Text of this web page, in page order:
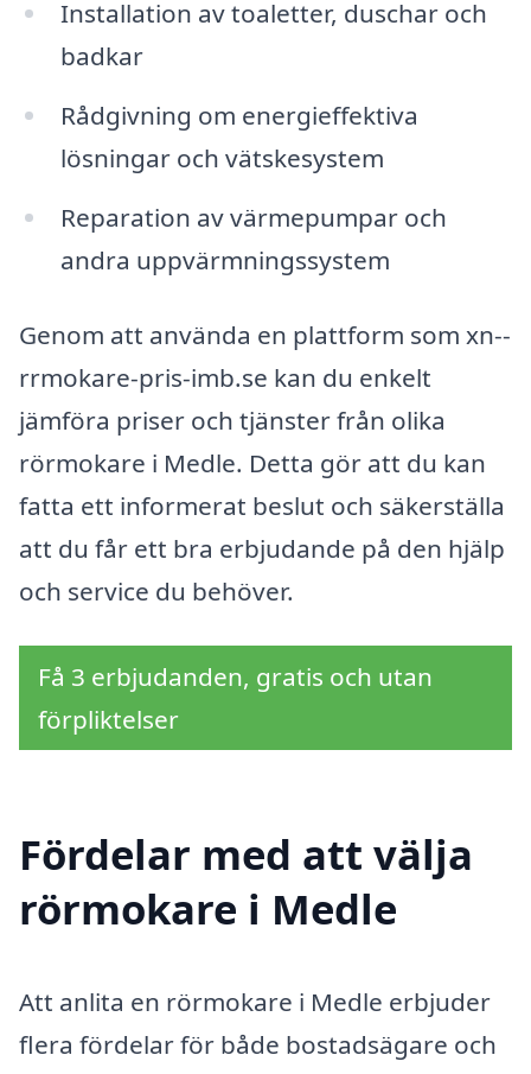
Installation av toaletter, duschar och
badkar
Rådgivning om energieffektiva
lösningar och vätskesystem
Reparation av värmepumpar och
andra uppvärmningssystem
Genom att använda en plattform som xn--
rrmokare-pris-imb.se kan du enkelt
jämföra priser och tjänster från olika
rörmokare i Medle. Detta gör att du kan
fatta ett informerat beslut och säkerställa
att du får ett bra erbjudande på den hjälp
och service du behöver.
Få 3 erbjudanden, gratis och utan
förpliktelser
Fördelar med att välja
rörmokare i Medle
Att anlita en rörmokare i Medle erbjuder
flera fördelar för både bostadsägare och